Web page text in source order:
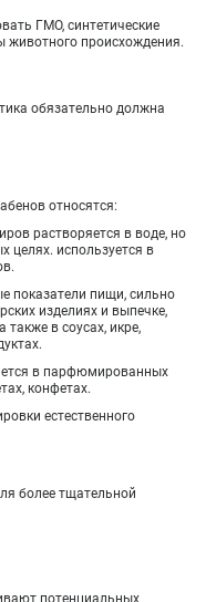
ГМО, синтетические
животного происхождения.
обязательно должна
относятся:
растворяется в воде, но
целях. используется в
показатели пищи, сильно
изделиях и выпечке,
в соусах, икре,
в парфюмированных
конфетах.
естественного
более тщательной
потенциальных